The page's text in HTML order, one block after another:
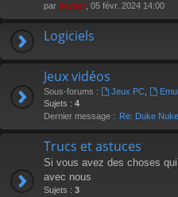
par keyser , 05 févr. 2024 14:00
Logiciels
Jeux vidéos
Sous-forums : Jeux PC,
Sujets : 4
Dernier message : Re: Duke
Trucs et astuces
Si vous avez des choses
avec nous
Sujets : 3